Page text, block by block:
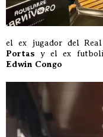
el ex jugador del
Portas y el ex
Edwin Congo